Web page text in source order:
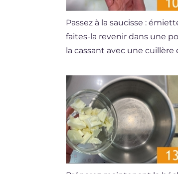
Passez à la saucisse :
faites-la revenir dans une
la cassant avec une cuillère